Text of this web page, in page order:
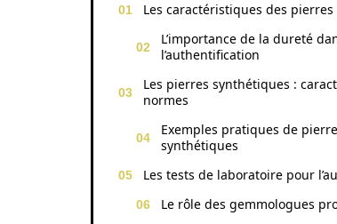
Les caractéristiques des pierres
L’importance de la dureté
l’authentification
Les pierres synthétiques :
normes
Exemples pratiques de
synthétiques
Les tests de laboratoire pour
Le rôle des gemmologues